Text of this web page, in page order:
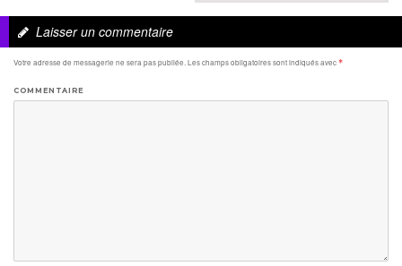
Laisser un commentaire
Votre adresse de messagerie ne sera pas publiée.Les champs obligatoires sont indiqués avec *
COMMENTAIRE